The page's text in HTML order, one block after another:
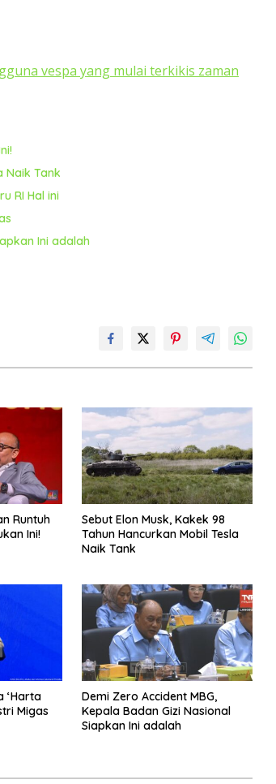
vespa yang mulai terkikis zaman
Naik Tank
RI Hal ini
Ini adalah
Runtuh
Ini!
Sebut Elon Musk, Kakek 98
Tahun Hancurkan Mobil Tesla
Naik Tank
‘Harta
Migas
Demi Zero Accident MBG,
Kepala Badan Gizi Nasional
Siapkan Ini adalah